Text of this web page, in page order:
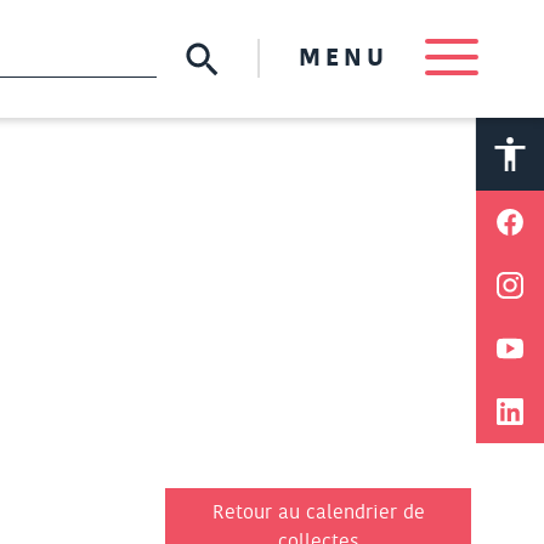
MENU
A A
Retour au calendrier de